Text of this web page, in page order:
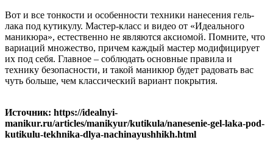
Вот и все тонкости и особенности техники нанесения гель-
лака под кутикулу. Мастер-класс и видео от «Идеального
маникюра», естественно не являются аксиомой. Помните, что
вариаций множество, причем каждый мастер модифицирует
их под себя. Главное – соблюдать основные правила и
технику безопасности, и такой маникюр будет радовать вас
чуть больше, чем классический вариант покрытия.
Источник: https://idealnyi-
manikur.ru/articles/manikyur/kutikula/nanesenie-gel-laka-pod-
kutikulu-tekhnika-dlya-nachinayushhikh.html